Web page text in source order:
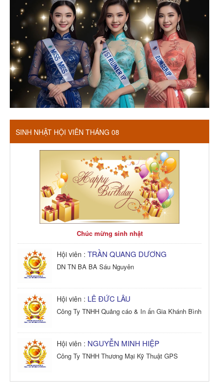
SINH NHẬT HỘI VIÊN THÁNG 08
Chúc mừng sinh nhật
Hội viên : TRẦN QUANG DƯƠNG
DN TN BA BA Sáu Nguyên
Hội viên : LÊ ĐỨC LÂU
Công Ty TNHH Quảng cáo & In ấn Gia Khánh Bình
Hội viên : NGUYỄN MINH HIỆP
Công Ty TNHH Thương Mại Kỹ Thuật GPS